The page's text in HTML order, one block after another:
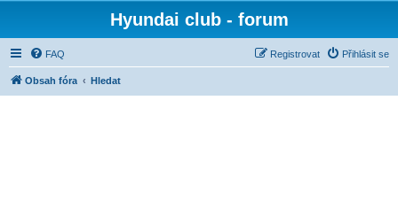
Hyundai club - forum
FAQ Přihlásit se
Registrovat
Obsah fóra Hledat